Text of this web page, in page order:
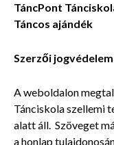
TáncPont
Táncos ajándék
Szerzői jogvédelem
A weboldalon
Tánciskola szellemi
alatt áll. Szöveget
a honlap